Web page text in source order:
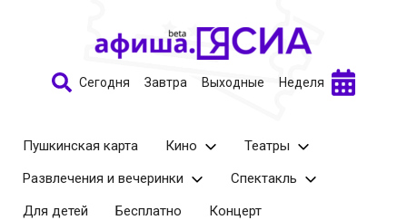
Сегодня Завтра Выходные Неделя
Пушкинская карта Кино
Театры
Развлечения и вечеринки
Спектакль
Для детей
Бесплатно
Концерт